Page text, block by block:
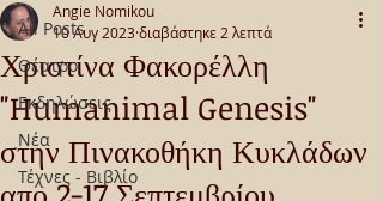
All Posts
Θέατρο
Εκδηλώσεις
Νέα
Τέχνες - Βιβλίο
Χριστίνα Φακορέλλη
"Humanimal Genesis"
στην Πινακοθήκη Κυκλάδων
Angie Nomikou
10 Αυγ 2023 διαβάστηκε 2 λεπτά